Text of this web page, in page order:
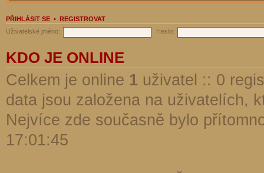
PŘIHLÁSIT SE • REGISTROVAT
Uživatelské jméno:
Heslo:
KDO JE ONLINE
Celkem je online 1 uživatel :: 0
data jsou založena na uživatelích,
Nejvíce zde současně bylo
17:01:45